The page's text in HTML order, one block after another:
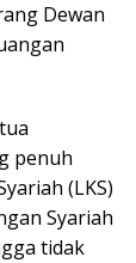
Dewan
penuh
(LKS)
Syariah
tidak